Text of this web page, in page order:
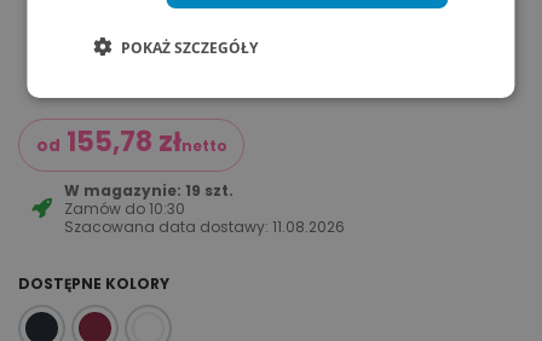
od 155,78 złnetto
W magazynie: 19 szt.
Zamów do10:30
Szacowana data dostawy:11.08.2026
DOSTĘPNE KOLORY
POKAŻ SZCZEGÓŁY